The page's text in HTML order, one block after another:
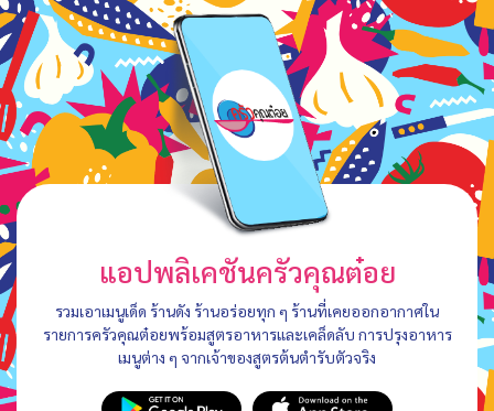
แอปพลิเคชันครัวคุณต๋อย
รวมเอาเมนูเด็ด ร้านดัง ร้านอร่อยทุก ๆ ร้านที่เคยออกอากาศใน
รายการครัวคุณต๋อยพร้อมสูตรอาหารและเคล็ดลับ การปรุงอาหาร
เมนูต่าง ๆ จากเจ้าของสูตรต้นตำรับตัวจริง